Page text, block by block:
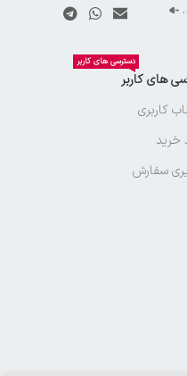
های کاربر
دسترسی های کاربر
کاربری
خرید
سفارش